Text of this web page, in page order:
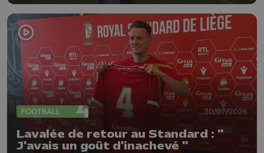
FOOTBALL 30/07/2026
Lavalée de retour au Standard : "
J'avais un goût d'inachevé "